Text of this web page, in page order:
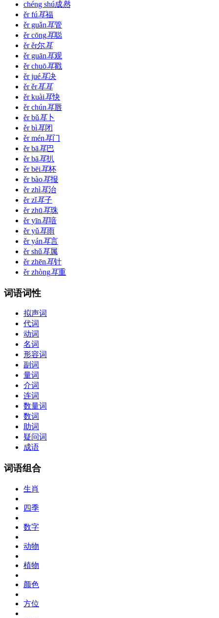
chéng shú成熟
ěr fú耳福
ěr guǎn耳管
ěr cōng耳聪
ěr ěr尔耳
ěr guān耳观
ěr chuō耳戳
ěr jué耳决
ěr ěr耳耳
ěr kuài耳快
ěr chún耳唇
ěr bǔ耳卜
ěr bì耳闭
ěr mén耳门
ěr bā耳巴
ěr bā耳扒
ěr bēi耳杯
ěr bào耳报
ěr zhì耳治
ěr zǐ耳子
ěr zhū耳珠
ěr yīn耳喑
ěr yǔ耳雨
ěr yán耳言
ěr shǔ耳属
ěr zhēn耳针
ěr zhòng耳重
词语词性
拟声词
代词
动词
名词
形容词
副词
量词
介词
连词
数量词
数词
助词
疑问词
成语
词语组合
生肖
四季
数字
动物
植物
颜色
方位